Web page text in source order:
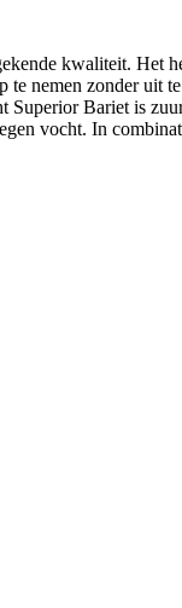
kwaliteit. Het
nemen zonder uit
Bariet is
vocht. In